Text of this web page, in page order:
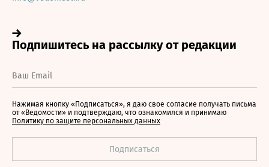
Нажимая кнопку «Подписаться», я даю свое согласие получать письма
от «Ведомости» и подтверждаю, что ознакомился и принимаю
Политику по защите персональных данных